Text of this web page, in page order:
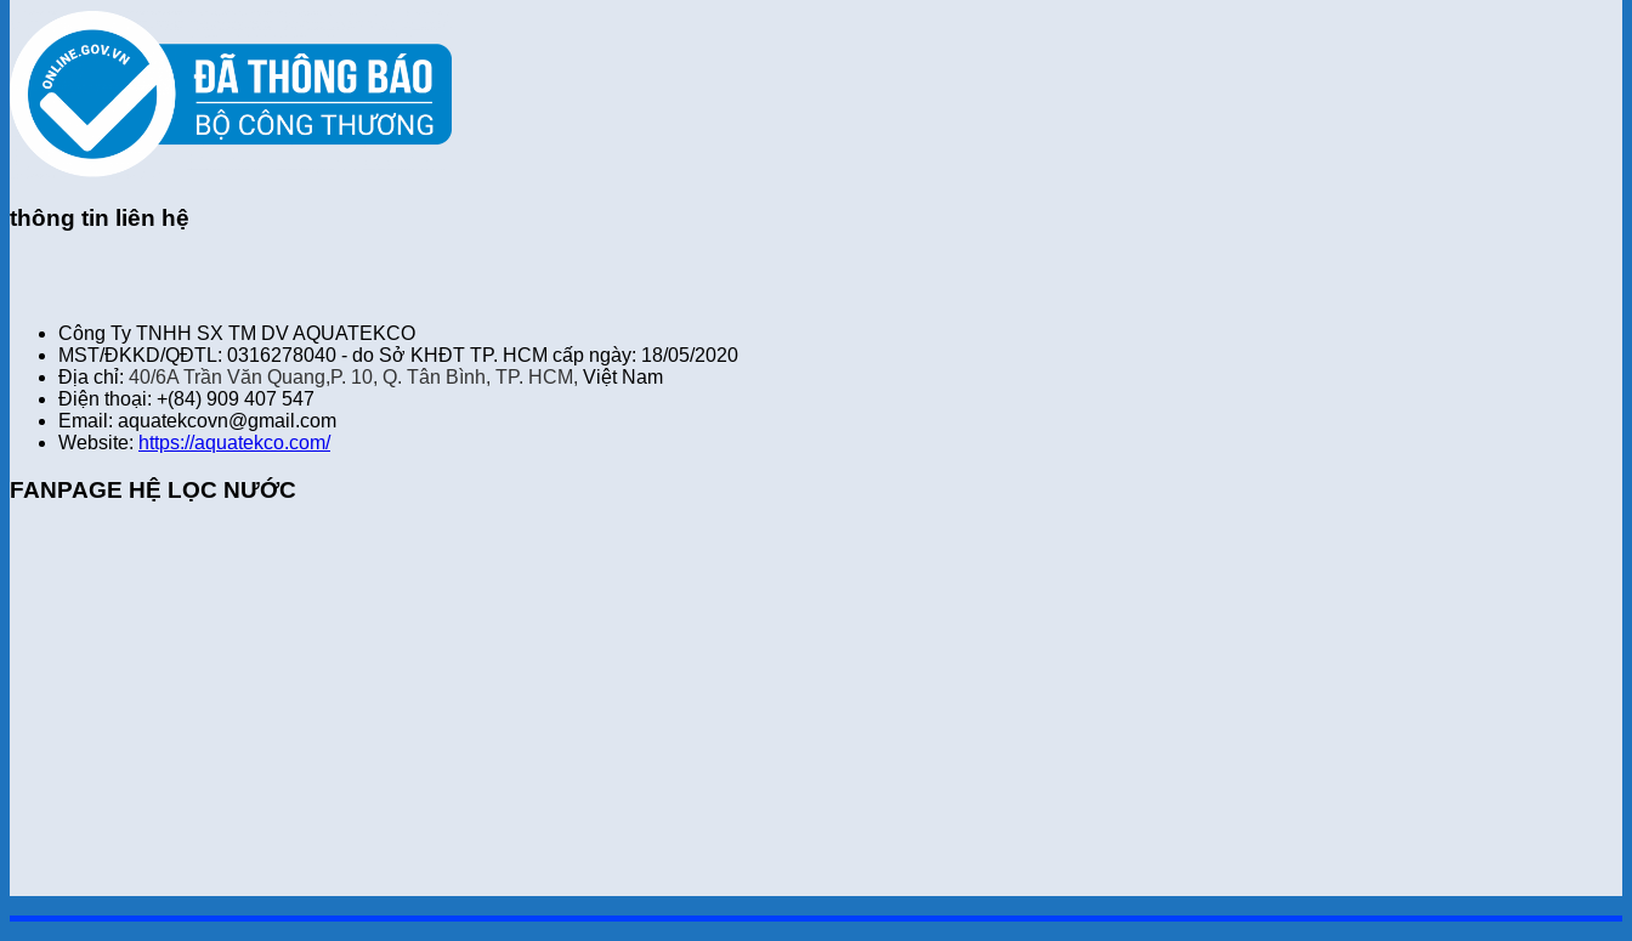
thông tin liên hệ
Công Ty TNHH SX TM DV AQUATEKCO
MST/ĐKKD/QĐTL: 0316278040 - do Sở KHĐT TP. HCM cấp ngày: 18/05/2020
Địa chỉ: 40/6A Trần Văn Quang,P. 10, Q. Tân Bình, TP. HCM, Việt Nam
Điện thoại: +(84) 909 407 547
Email: aquatekcovn@gmail.com
Website: https://aquatekco.com/
FANPAGE HỆ LỌC NƯỚC